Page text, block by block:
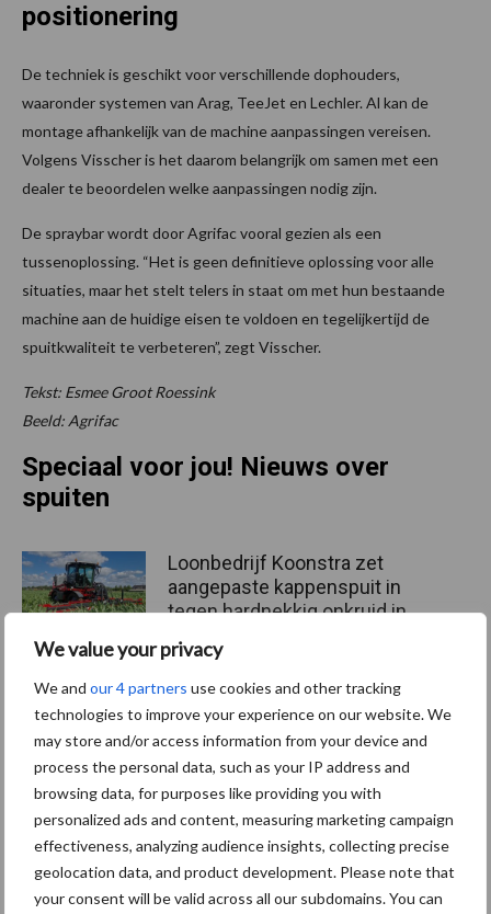
We value your privacy
We and our 4 partners use cookies and other tracking
technologies to improve your experience on our website. We
may store and/or access information from your device and
process the personal data, such as your IP address and
browsing data, for purposes like providing you with
personalized ads and content, measuring marketing campaign
effectiveness, analyzing audience insights, collecting precise
geolocation data, and product development. Please note that
your consent will be valid across all our subdomains. You can
positionering
De techniek is geschikt voor verschillende dophouders,
waaronder systemen van Arag, TeeJet en Lechler. Al kan de
montage afhankelijk van de machine aanpassingen vereisen.
Volgens Visscher is het daarom belangrijk om samen met een
dealer te beoordelen welke aanpassingen nodig zijn.
De spraybar wordt door Agrifac vooral gezien als een
tussenoplossing. “Het is geen definitieve oplossing voor alle
situaties, maar het stelt telers in staat om met hun bestaande
machine aan de huidige eisen te voldoen en tegelijkertijd de
spuitkwaliteit te verbeteren”, zegt Visscher.
Tekst: Esmee Groot Roessink
Beeld: Agrifac
Speciaal voor jou! Nieuws over
spuiten
Loonbedrijf Koonstra zet
aangepaste kappenspuit in
tegen hardnekkig onkruid in
mais
John Deere vergroot
capaciteit 500R-veldspuiten
met nieuw 6.000 liter model
Rometron stelt Agrometius
aan als distributeur van
WEED-IT in Benelux en